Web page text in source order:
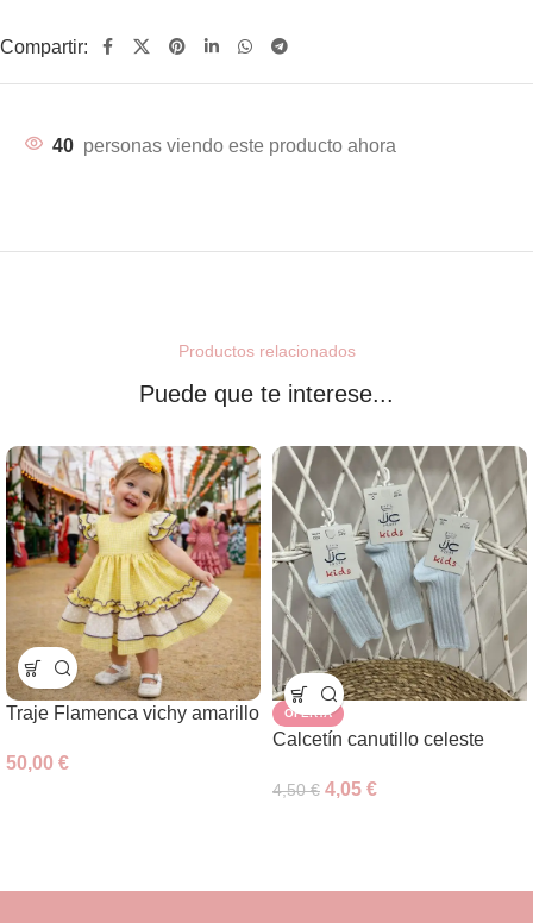
Compartir:
40 personas viendo este producto ahora
Productos relacionados
Puede que te interese...
Traje Flamenca vichy amarillo
50,00 €
OFERTA
Calcetín canutillo celeste
4,50€ 4,05 €